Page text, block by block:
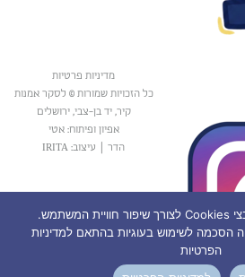
מדיניות פרטיות
כל הזכויות שמורות © לסקר אמנות
קיר, יד בן-צבי, ירושלים
אפיון ופיתוח: אטי
הדר
עיצוב: IRITA
אתר זה עושה שימוש בקבצי Cookies לצורך שיפור חוויית המשתמש.
הסכמה לשימוש בעוגיות בהתאם למדיניות
הפרטיות